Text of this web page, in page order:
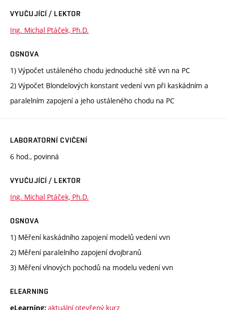
VYUČUJÍCÍ / LEKTOR
Ing. Michal Ptáček, Ph.D.
OSNOVA
1) Výpočet ustáleného chodu jednoduché sítě vvn na PC
2) Výpočet Blondelových konstant vedení vvn při kaskádním a
paralelním zapojení a jeho ustáleného chodu na PC
LABORATORNÍ CVIČENÍ
6 hod., povinná
VYUČUJÍCÍ / LEKTOR
Ing. Michal Ptáček, Ph.D.
OSNOVA
1) Měření kaskádního zapojení modelů vedení vvn
2) Měření paralelního zapojení dvojbranů
3) Měření vlnových pochodů na modelu vedení vvn
ELEARNING
eLearning: aktuální otevřený kurz